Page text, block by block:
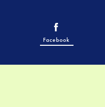
Facebook